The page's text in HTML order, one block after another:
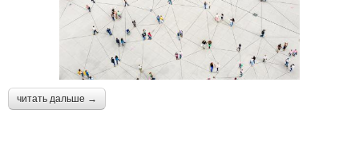
читать дальше →